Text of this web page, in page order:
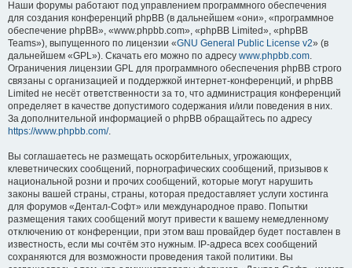
Наши форумы работают под управлением программного обеспечения
для создания конференций phpBB (в дальнейшем «они», «программное
обеспечение phpBB», «www.phpbb.com», «phpBB Limited», «phpBB
Teams»), выпущенного по лицензии «GNU General Public License v2» (в
дальнейшем «GPL»). Скачать его можно по адресу www.phpbb.com.
Ограничения лицензии GPL для программного обеспечения phpBB строго
связаны с организацией и поддержкой интернет-конференций, и phpBB
Limited не несёт ответственности за то, что администрация конференций
определяет в качестве допустимого содержания и/или поведения в них.
За дополнительной информацией о phpBB обращайтесь по адресу
https://www.phpbb.com/.
Вы соглашаетесь не размещать оскорбительных, угрожающих,
клеветнических сообщений, порнографических сообщений, призывов к
национальной розни и прочих сообщений, которые могут нарушить
законы вашей страны, страны, которая предоставляет услуги хостинга
для форумов «Дентал-Софт» или международное право. Попытки
размещения таких сообщений могут привести к вашему немедленному
отключению от конференции, при этом ваш провайдер будет поставлен в
известность, если мы сочтём это нужным. IP-адреса всех сообщений
сохраняются для возможности проведения такой политики. Вы